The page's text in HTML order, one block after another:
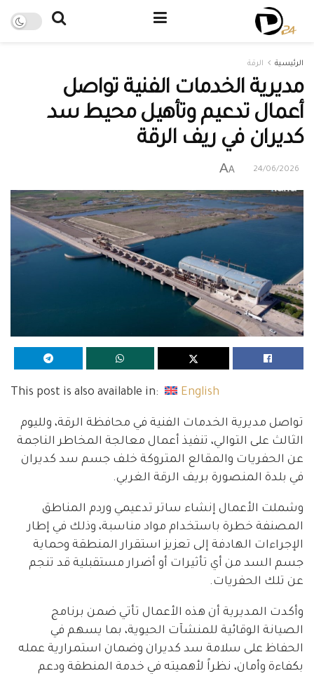
الرئيسية الرقة
مديرية الخدمات الفنية تواصل
أعمال تدعيم وتأهيل محيط سد
كديران في ريف الرقة
24/06/2026
A
A
This post is also available in: English
تواصل مديرية الخدمات الفنية في محافظة الرقة، ولليوم
الثالث على التوالي، تنفيذ أعمال معالجة المخاطر الناجمة
عن الحفريات والمقالع المتروكة خلف جسم سد كديران
في بلدة المنصورة بريف الرقة الغربي.
وشملت الأعمال إنشاء ساتر تدعيمي وردم المناطق
المصنفة خطرة باستخدام مواد مناسبة، وذلك في إطار
الإجراءات الهادفة إلى تعزيز استقرار المنطقة وحماية
جسم السد من أي تأثيرات أو أضرار مستقبلية قد تنجم
عن تلك الحفريات.
وأكدت المديرية أن هذه الأعمال تأتي ضمن برنامج
الصيانة الوقائية للمنشآت الحيوية، بما يسهم في
الحفاظ على سلامة سد كديران وضمان استمرارية عمله
بكفاءة وأمان، نظراً لأهميته في خدمة المنطقة ودعم